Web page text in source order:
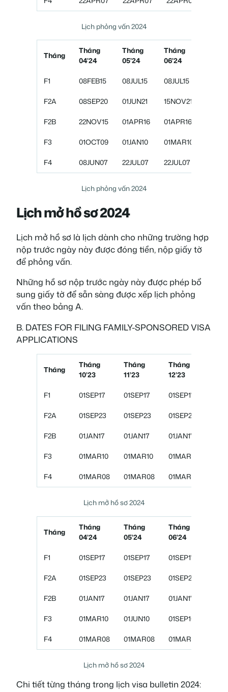
Lịch phỏng vấn 2024
Tháng
Tháng
04’24
Tháng
05’24
Tháng
06’24
F1 08FEB15 08JUL15 08JUL15
F2A 08SEP20 01JUN21 15NOV21
F2B 22NOV15 01APR16 01APR16
F3 01OCT09 01JAN10 01MAR10
F4 08JUN07 22JUL07 22JUL07
Lịch phỏng vấn 2024
Lịch mở hồ sơ 2024
Lịch mở hồ sơ là lịch dành cho những trường hợp
nộp trước ngày này được đóng tiền, nộp giấy tờ
để phỏng vấn.
Những hồ sơ nộp trước ngày này được phép bổ
sung giấy tờ để sẵn sàng được xếp lịch phỏng
vấn theo bảng A.
B. DATES FOR FILING FAMILY-SPONSORED VISA
APPLICATIONS
Tháng
Tháng
10’23
Tháng
11’23
Tháng
12’23
F1 01SEP17 01SEP17 01SEP17
F2A 01SEP23 01SEP23 01SEP23
F2B 01JAN17 01JAN17 01JAN17
F3 01MAR10 01MAR10 01MAR10
F4 01MAR08 01MAR08 01MAR08
Lịch mở hồ sơ 2024
Tháng
Tháng
04’24
Tháng
05’24
Tháng
06’24
F1 01SEP17 01SEP17 01SEP17
F2A 01SEP23 01SEP23 01SEP23
F2B 01JAN17 01JAN17 01JAN17
F3 01MAR10 01JUN10 01SEP10
F4 01MAR08 01MAR08 01MAR08
Lịch mở hồ sơ 2024
Chi tiết từng tháng trong lịch visa bulletin 2024: